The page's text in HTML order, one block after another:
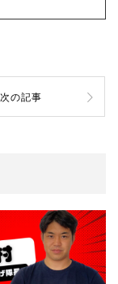
次の記事